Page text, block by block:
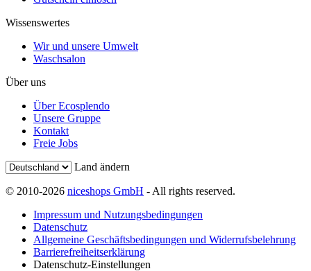
Wissenswertes
Wir und unsere Umwelt
Waschsalon
Über uns
Über Ecosplendo
Unsere Gruppe
Kontakt
Freie Jobs
Land ändern
© 2010-2026 niceshops GmbH - All rights reserved.
Impressum und Nutzungsbedingungen
Datenschutz
Allgemeine Geschäftsbedingungen und Widerrufsbelehrung
Barrierefreiheitserklärung
Datenschutz-Einstellungen